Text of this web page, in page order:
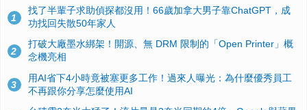
1
找了半輩子求助偵探都沒用！66歲加拿大男子靠ChatGPT，成
功找回失散50年家人
2
打破大廠墨水綁架！開源、無 DRM 限制的「Open Printer」概
念機亮相
3
用AI省下4小時竟被塞更多工作！過來人曝光：為什麼優秀員工
不再跟你分享怎麼使用AI